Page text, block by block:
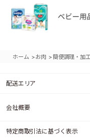
ホーム >お肉 >簡便調理・加
配送エリア
会社概要
特定商取引法に基づく表示